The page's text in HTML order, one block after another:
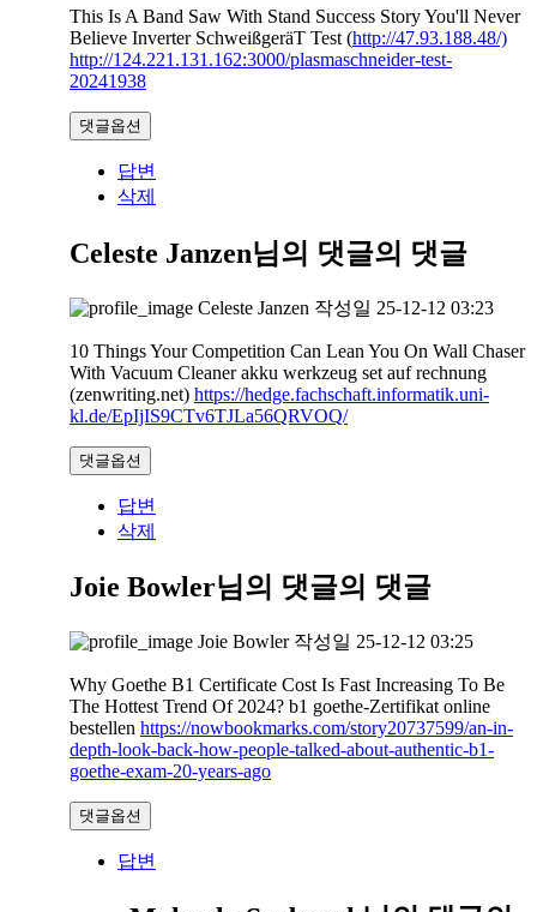
This Is A Band Saw With Stand Success Story You'll Never
Believe Inverter SchweißgeräT Test (http://47.93.188.48/)
http://124.221.131.162:3000/plasmaschneider-test-
20241938
댓글옵션
답변
삭제
Celeste Janzen님의 댓글의 댓글
Celeste Janzen 작성일 25-12-12 03:23
10 Things Your Competition Can Lean You On Wall Chaser
With Vacuum Cleaner akku werkzeug set auf rechnung
(zenwriting.net) https://hedge.fachschaft.informatik.uni-
kl.de/EpIjIS9CTv6TJLa56QRVOQ/
댓글옵션
답변
삭제
Joie Bowler님의 댓글의 댓글
Joie Bowler 작성일 25-12-12 03:25
Why Goethe B1 Certificate Cost Is Fast Increasing To Be
The Hottest Trend Of 2024? b1 goethe-Zertifikat online
bestellen https://nowbookmarks.com/story20737599/an-in-
depth-look-back-how-people-talked-about-authentic-b1-
goethe-exam-20-years-ago
댓글옵션
답변